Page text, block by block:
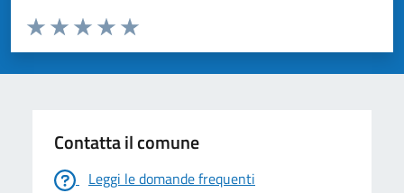
Valuta da 1 a 5 stelle la pagina
Valuta 5 stelle su 5
Valuta 4 stelle su 5
Valuta 3 stelle su 5
Valuta 2 stelle su 5
Valuta 1 stelle su 5
Contatta il comune
Leggi le domande frequenti